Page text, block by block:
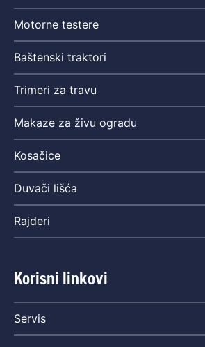
Motorne testere
Baštenski traktori
Trimeri za travu
Makaze za živu ogradu
Kosačice
Duvači lišća
Rajderi
Korisni linkovi
Servis